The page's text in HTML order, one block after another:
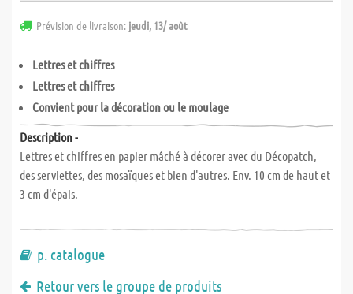
Prévision de livraison: jeudi, 13/ août
Lettres et chiffres
Lettres et chiffres
Convient pour la décoration ou le moulage
Description -
Lettres et chiffres en papier mâché à décorer avec du Décopatch,
des serviettes, des mosaïques et bien d'autres. Env. 10 cm de haut et
3 cm d'épais.
p. catalogue
Retour vers le groupe de produits